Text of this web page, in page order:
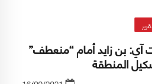
بن زايد أمام “منعطف”
المنطقة